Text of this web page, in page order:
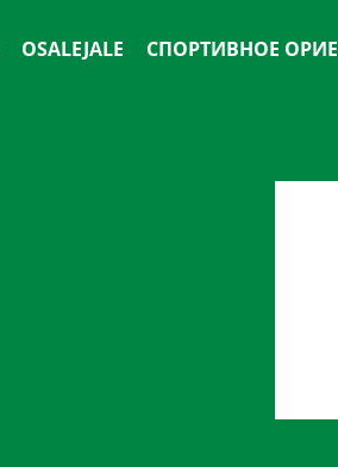
OSALEJALE СПОРТИВНОЕ